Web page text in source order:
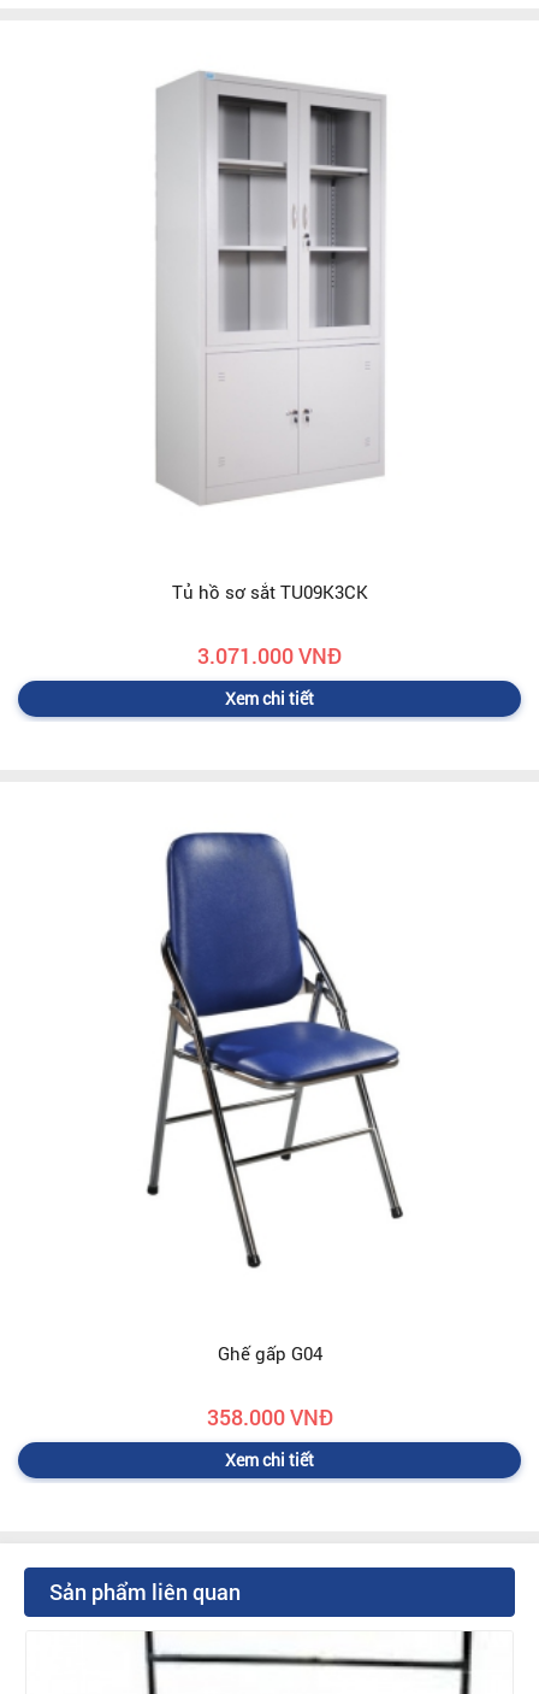
Tủ hồ sơ sắt TU09K3CK
3.071.000 VNĐ
Xem chi tiết
Ghế gấp G04
358.000 VNĐ
Xem chi tiết
Sản phẩm liên quan